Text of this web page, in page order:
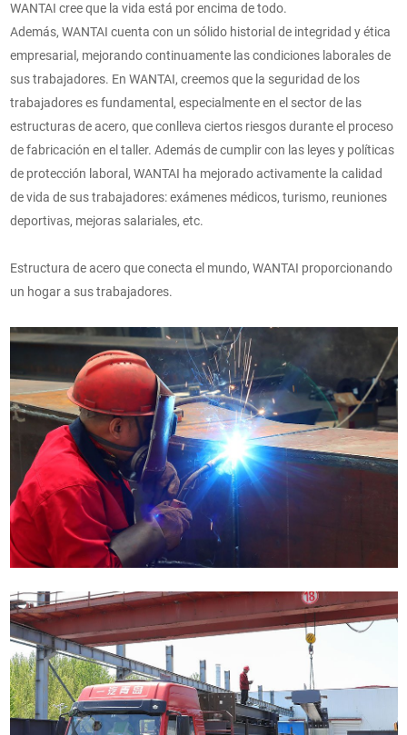
WANTAI cree que la vida está por encima de todo.
Además, WANTAI cuenta con un sólido historial de integridad y ética
empresarial, mejorando continuamente las condiciones laborales de
sus trabajadores. En WANTAI, creemos que la seguridad de los
trabajadores es fundamental, especialmente en el sector de las
estructuras de acero, que conlleva ciertos riesgos durante el proceso
de fabricación en el taller. Además de cumplir con las leyes y políticas
de protección laboral, WANTAI ha mejorado activamente la calidad
de vida de sus trabajadores: exámenes médicos, turismo, reuniones
deportivas, mejoras salariales, etc.
Estructura de acero que conecta el mundo, WANTAI proporcionando
un hogar a sus trabajadores.